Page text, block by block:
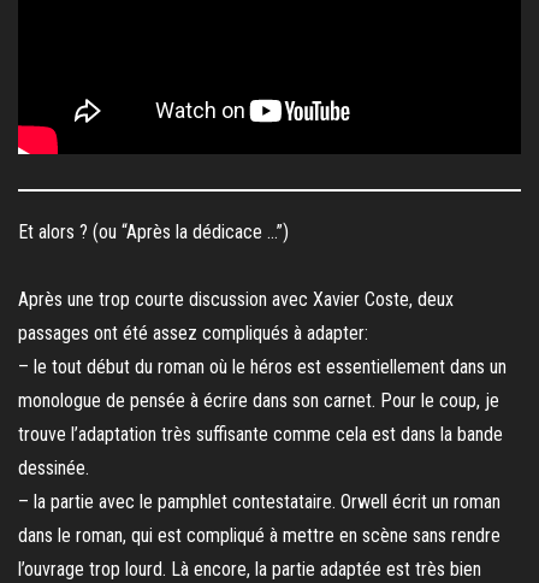
Et alors ? (ou “Après la dédicace …”)
Après une trop courte discussion avec Xavier Coste, deux
passages ont été assez compliqués à adapter:
– le tout début du roman où le héros est essentiellement dans un
monologue de pensée à écrire dans son carnet. Pour le coup, je
trouve l’adaptation très suffisante comme cela est dans la bande
dessinée.
– la partie avec le pamphlet contestataire. Orwell écrit un roman
dans le roman, qui est compliqué à mettre en scène sans rendre
l’ouvrage trop lourd. Là encore, la partie adaptée est très bien